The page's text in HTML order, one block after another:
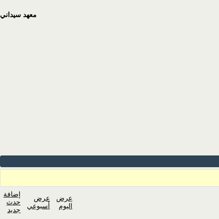
معهد سيداني
عرض
اليوم
عرض
أسبوعي
إضافة
حدث
جديد